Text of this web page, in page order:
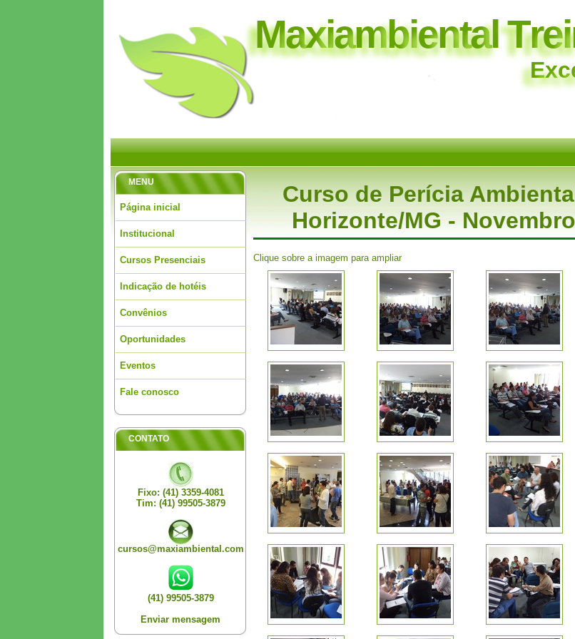
Maxiambiental Trei
Exc
MENU
Página inicial
Institucional
Cursos Presenciais
Indicação de hotéis
Convênios
Oportunidades
Eventos
Fale conosco
CONTATO
Fixo: (41) 3359-4081
Tim: (41) 99505-3879
cursos@maxiambiental.com
(41) 99505-3879
Enviar mensagem
Curso de Perícia
Horizonte/MG -
Clique sobre a imagem para ampliar